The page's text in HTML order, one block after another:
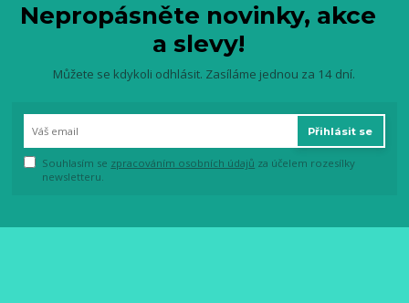
Nepropásněte novinky, akce
a slevy!
Můžete se kdykoli odhlásit. Zasíláme jednou za 14 dní.
Přihlásit se
Souhlasím se zpracováním osobních údajů za účelem rozesílky
newsletteru.